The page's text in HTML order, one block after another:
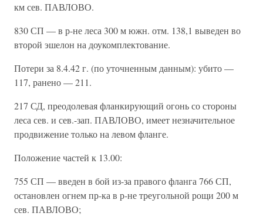
км сев. ПАВЛОВО.
830 СП — в р-не леса 300 м южн. отм. 138,1 выведен во
второй эшелон на доукомплектование.
Потери за 8.4.42 г. (по уточненным данным): убито —
117, ранено — 211.
217 СД, преодолевая фланкирующий огонь со стороны
леса сев. и сев.-зап. ПАВЛОВО, имеет незначительное
продвижение только на левом фланге.
Положение частей к 13.00:
755 СП — введен в бой из-за правого фланга 766 СП,
остановлен огнем пр-ка в р-не треугольной рощи 200 м
сев. ПАВЛОВО;